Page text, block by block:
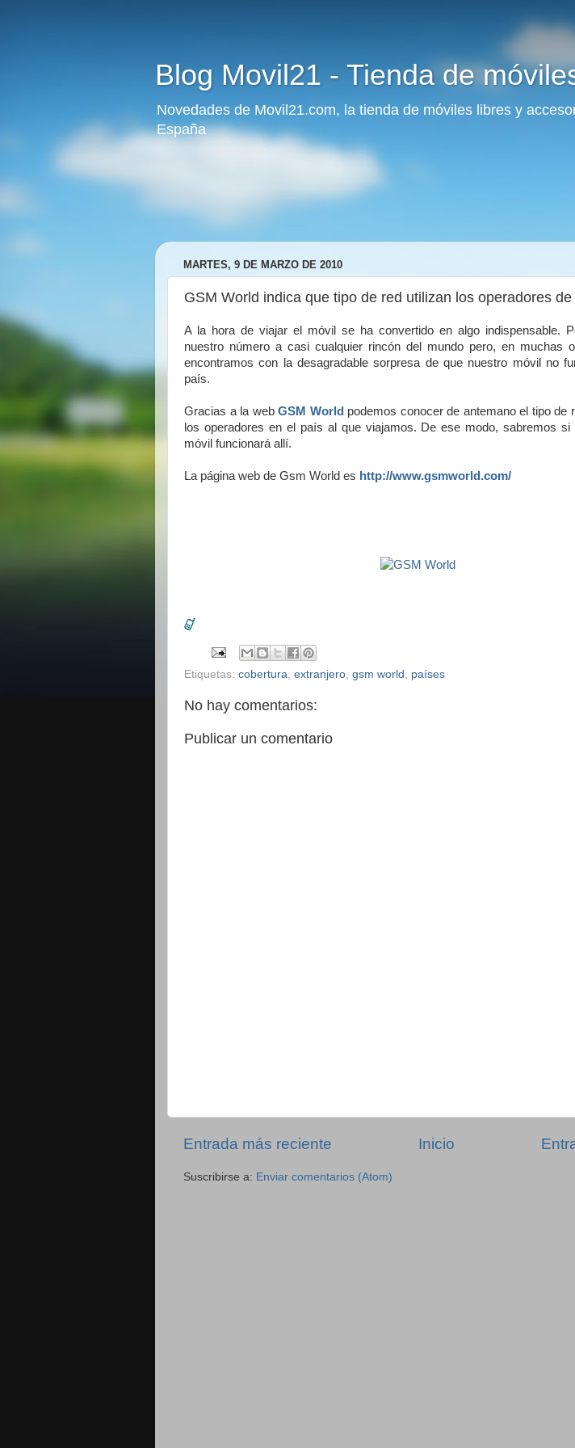
Blog Movil21 - Tienda de
Novedades de Movil21.com, la tienda de móviles libres y
España
MARTES, 9 DE MARZO DE 2010
GSM World indica que tipo de red utilizan los operadores
A la hora de viajar el móvil se ha convertido en algo indispensable.
nuestro número a casi cualquier rincón del mundo pero, en muchas
encontramos con la desagradable sorpresa de que nuestro móvil no
país.
Gracias a la webGSM World podemos conocer de antemano el tipo de
los operadores en el país al que viajamos. De ese modo, sabremos si
móvil funcionará allí.
La página web de Gsm World es http://www.gsmworld.com/
Etiquetas: cobertura, extranjero, gsm world , países
No hay comentarios:
Publicar un comentario
Entrada más reciente Inicio
Suscribirse a: Enviar comentarios (Atom)